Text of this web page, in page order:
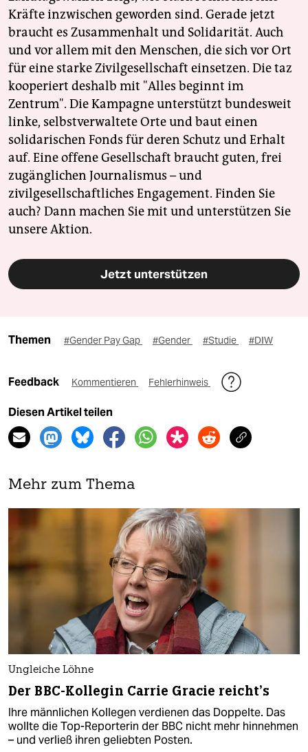
Kräfte inzwischen geworden sind. Gerade jetzt
braucht es Zusammenhalt und Solidarität. Auch
und vor allem mit den Menschen, die sich vor Ort
für eine starke Zivilgesellschaft einsetzen. Die taz
kooperiert deshalb mit "Alles beginnt im
Zentrum". Die Kampagne unterstützt bundesweit
linke, selbstverwaltete Orte und baut einen
solidarischen Fonds für deren Schutz und Erhalt
auf. Eine offene Gesellschaft braucht guten, frei
zugänglichen Journalismus – und
zivilgesellschaftliches Engagement. Finden Sie
auch? Dann machen Sie mit und unterstützen Sie
unsere Aktion.
Jetzt unterstützen
Themen #Gender Pay Gap #Gender #Studie #DIW
Feedback Kommentieren Fehlerhinweis
Diesen Artikel teilen
Mehr zum Thema
Ungleiche Löhne
Der BBC-Kollegin Carrie Gracie reicht’s
Ihre männlichen Kollegen verdienen das Doppelte. Das
wollte die Top-Reporterin der BBC nicht mehr hinnehmen
– und verließ ihren geliebten Posten.